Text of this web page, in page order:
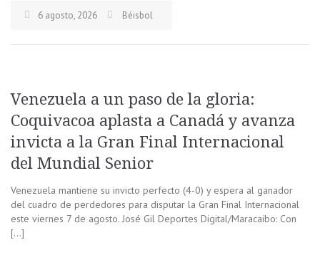
6 agosto, 2026 Béisbol
Venezuela a un paso de la gloria:
Coquivacoa aplasta a Canadá y avanza
invicta a la Gran Final Internacional
del Mundial Senior
Venezuela mantiene su invicto perfecto (4-0) y espera al ganador
del cuadro de perdedores para disputar la Gran Final Internacional
este viernes 7 de agosto. José Gil Deportes Digital/Maracaibo: Con
[…]